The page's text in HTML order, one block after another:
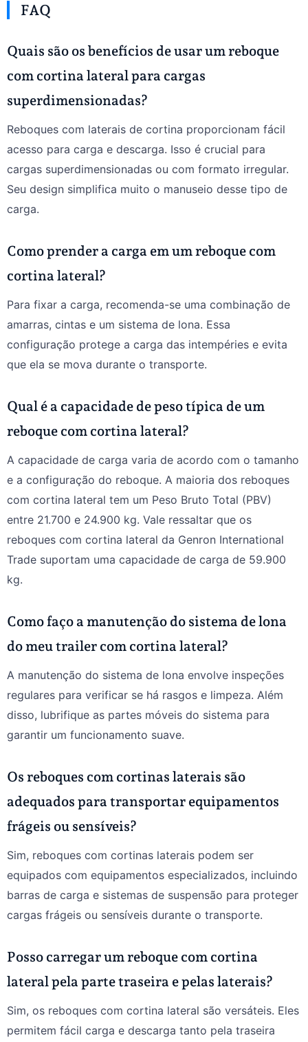
FAQ
Quais são os benefícios de usar um reboque
com cortina lateral para cargas
superdimensionadas?
Reboques com laterais de cortina proporcionam fácil
acesso para carga e descarga. Isso é crucial para
cargas superdimensionadas ou com formato irregular.
Seu design simplifica muito o manuseio desse tipo de
carga.
Como prender a carga em um reboque com
cortina lateral?
Para fixar a carga, recomenda-se uma combinação de
amarras, cintas e um sistema de lona. Essa
configuração protege a carga das intempéries e evita
que ela se mova durante o transporte.
Qual é a capacidade de peso típica de um
reboque com cortina lateral?
A capacidade de carga varia de acordo com o tamanho
e a configuração do reboque. A maioria dos reboques
com cortina lateral tem um Peso Bruto Total (PBV)
entre 21.700 e 24.900 kg. Vale ressaltar que os
reboques com cortina lateral da Genron International
Trade suportam uma capacidade de carga de 59.900
kg.
Como faço a manutenção do sistema de lona
do meu trailer com cortina lateral?
A manutenção do sistema de lona envolve inspeções
regulares para verificar se há rasgos e limpeza. Além
disso, lubrifique as partes móveis do sistema para
garantir um funcionamento suave.
Os reboques com cortinas laterais são
adequados para transportar equipamentos
frágeis ou sensíveis?
Sim, reboques com cortinas laterais podem ser
equipados com equipamentos especializados, incluindo
barras de carga e sistemas de suspensão para proteger
cargas frágeis ou sensíveis durante o transporte.
Posso carregar um reboque com cortina
lateral pela parte traseira e pelas laterais?
Sim, os reboques com cortina lateral são versáteis. Eles
permitem fácil carga e descarga tanto pela traseira